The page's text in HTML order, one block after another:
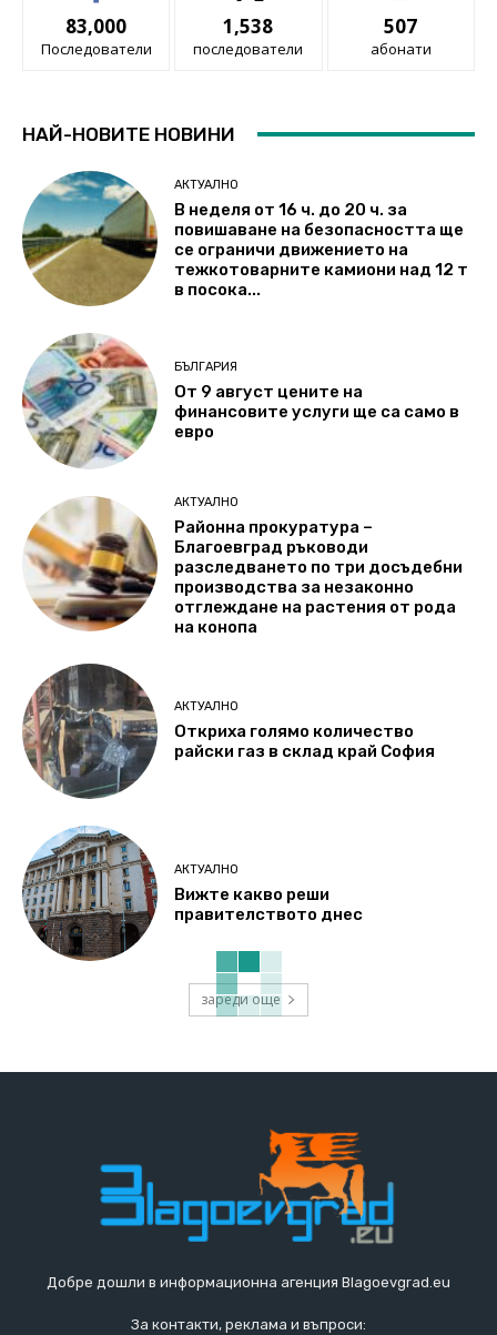
83,000
Последователи
1,538
последователи
507
абонати
НАЙ-НОВИТЕ НОВИНИ
АКТУАЛНО
В неделя от 16 ч. до 20 ч. за
повишаване на безопасността ще
се ограничи движението на
тежкотоварните камиони над 12 т
в посока...
БЪЛГАРИЯ
От 9 август цените на
финансовите услуги ще са само в
евро
АКТУАЛНО
Районна прокуратура –
Благоевград ръководи
разследването по три досъдебни
производства за незаконно
отглеждане на растения от рода
на конопа
АКТУАЛНО
Откриха голямо количество
райски газ в склад край София
АКТУАЛНО
Вижте какво реши
правителството днес
зареди още
Добре дошли в информационна агенция Blagoevgrad.eu
За контакти, реклама и въпроси: